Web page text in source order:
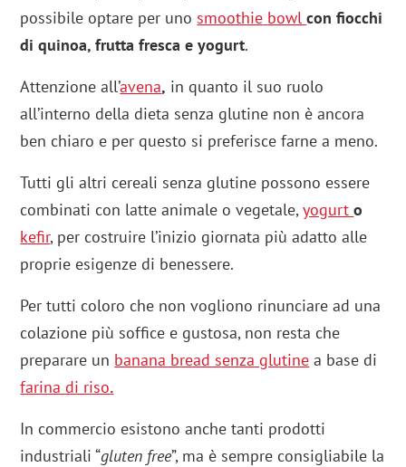
possibile optare per uno smoothie bowlcon fiocchi
di quinoa, frutta fresca e yogurt.
Attenzione all’avena, in quanto il suo ruolo
all’interno della dieta senza glutine non è ancora
ben chiaro e per questo si preferisce farne a meno.
Tutti gli altri cereali senza glutine possono essere
combinati con latte animale o vegetale,yogurto
kefir, per costruire l’inizio giornata più adatto alle
proprie esigenze di benessere.
Per tutti coloro che non vogliono rinunciare ad una
colazione più soffice e gustosa, non resta che
preparare un banana bread senza glutine a base di
farina di riso.
In commercio esistono anche tanti prodotti
industriali “gluten free”, ma è sempre consigliabile la